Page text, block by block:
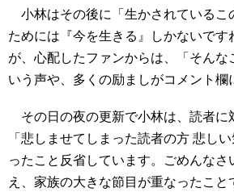
小林はその後に「生かされているこ
ためには『今を生きる』しかないです
が、心配したファンからは、「そんな
いう声や、多くの励ましがコメント欄
その日の夜の更新で小林は、読者に
「悲しませてしまった読者の方 悲し
ったこと反省しています。ごめんなさ
え、家族の大きな節目が重なったこと